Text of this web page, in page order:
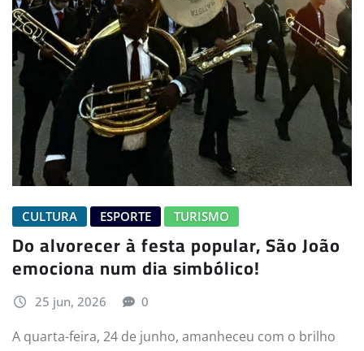
CULTURA ESPORTE TURISMO
Do alvorecer à festa popular, São João
emociona num dia simbólico!
25 jun, 2026 0
A quarta-feira, 24 de junho, amanheceu com o brilho